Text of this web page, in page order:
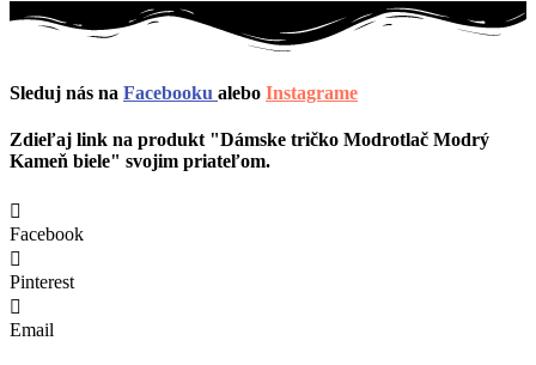
Sleduj nás na Facebooku alebo Instagrame
Zdieľaj link na produkt "Dámske tričko Modrotlač Modrý
Kameň biele" svojim priateľom.
Facebook
Pinterest
Email